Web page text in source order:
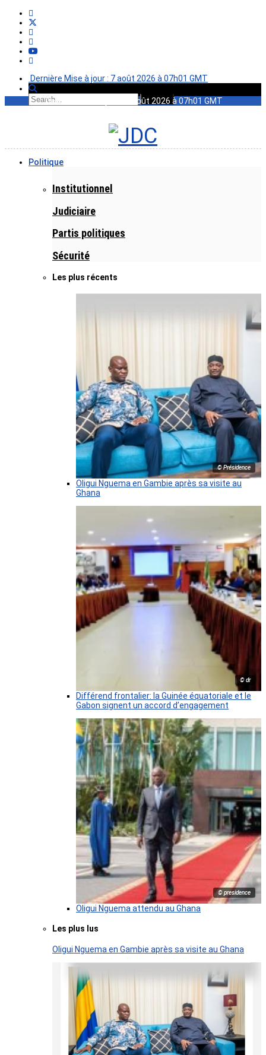
Dernière Mise à jour : 7 août 2026 à 07h01 GMT
Dernière Mise à jour : 7 août 2026 à 07h01 GMT
Politique
Institutionnel
Judiciaire
Partis politiques
Sécurité
Les plus récents
© Présidence
Oligui Nguema en Gambie après sa visite au
Ghana
© dr
Différend frontalier: la Guinée équatoriale et le
Gabon signent un accord d’engagement
© presidence
Oligui Nguema attendu au Ghana
Les plus lus
Oligui Nguema en Gambie après sa visite au Ghana